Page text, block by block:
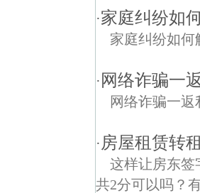
·家庭纠纷如
家庭纠纷如何
· 网络诈骗一
网络诈骗一返
· 房屋租赁转
这样让房东签
共2分可以吗？